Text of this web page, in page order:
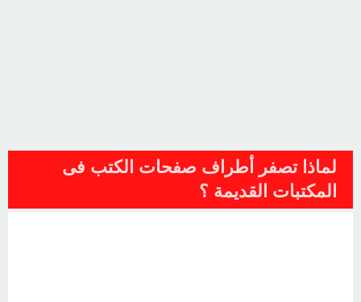
لماذا تصفر أطراف صفحات الكتب فى
المكتبات القديمة ؟